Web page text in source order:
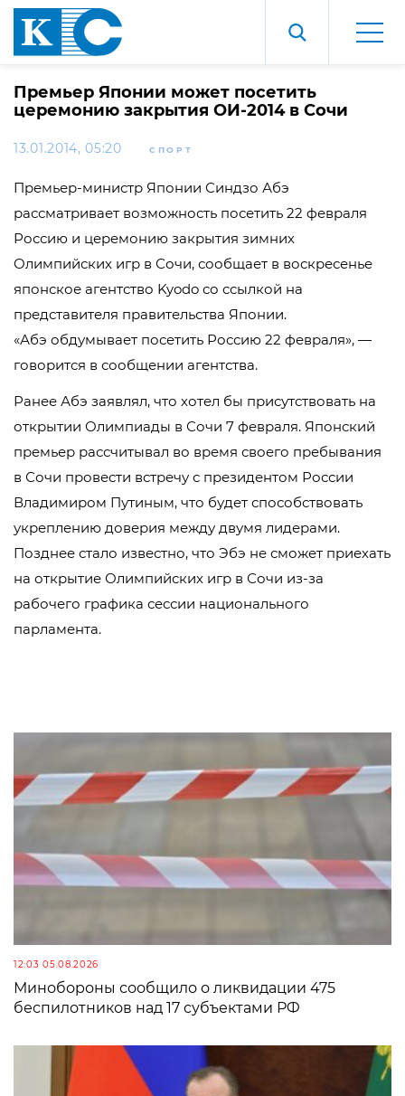
Премьер Японии может посетить
церемонию закрытия ОИ-2014 в Сочи
13.01.2014, 05:20 СПОРТ
Премьер-министр Японии Синдзо Абэ
рассматривает возможность посетить 22 февраля
Россию и церемонию закрытия зимних
Олимпийских игр в Сочи, сообщает в воскресенье
японское агентство Kyodo со ссылкой на
представителя правительства Японии.
«Абэ обдумывает посетить Россию 22 февраля», —
говорится в сообщении агентства.
Ранее Абэ заявлял, что хотел бы присутствовать на
открытии Олимпиады в Сочи 7 февраля. Японский
премьер рассчитывал во время своего пребывания
в Сочи провести встречу с президентом России
Владимиром Путиным, что будет способствовать
укреплению доверия между двумя лидерами.
Позднее стало известно, что Эбэ не сможет приехать
на открытие Олимпийских игр в Сочи из-за
рабочего графика сессии национального
парламента.
12:03 05.08.2026
Минобороны сообщило о ликвидации 475
беспилотников над 17 субъектами РФ